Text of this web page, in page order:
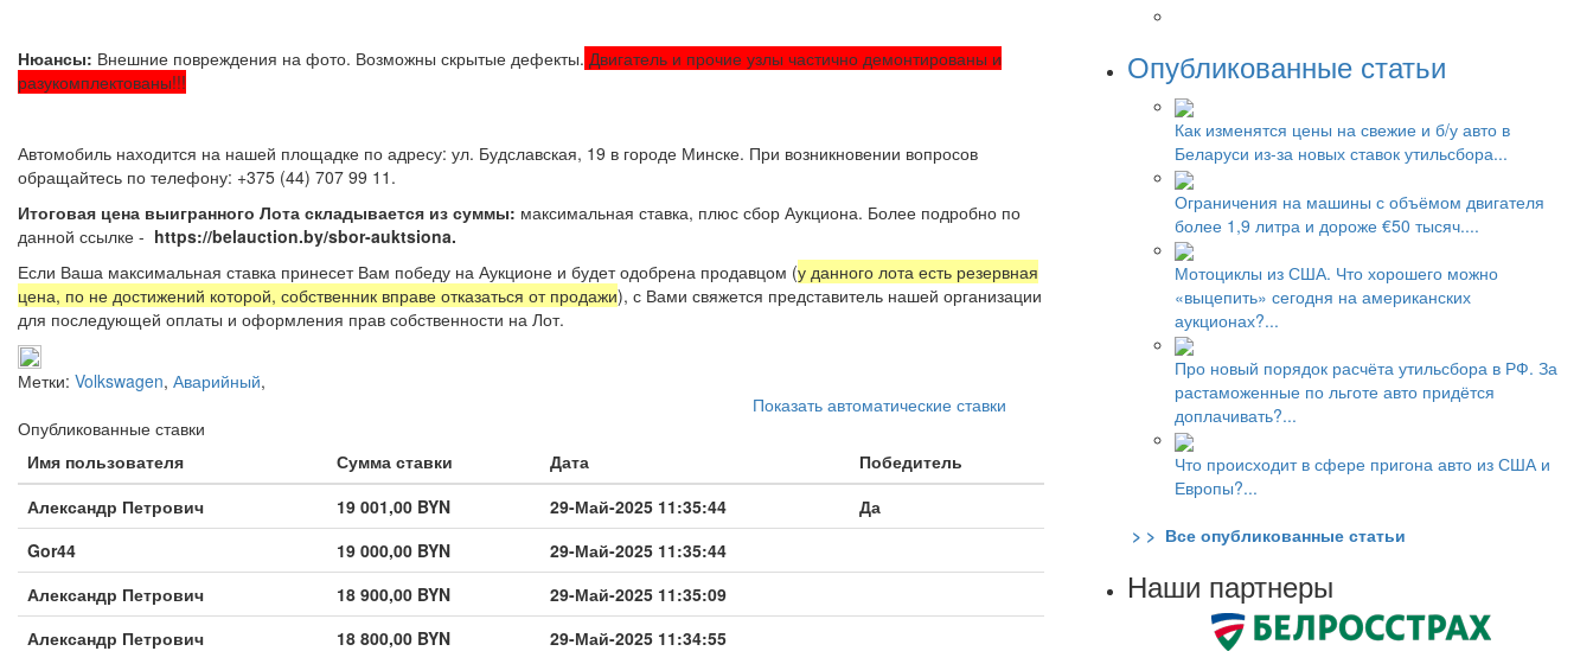
Нюансы: Внешние повреждения на фото. Возможны скрытые дефекты. Двигатель и прочие узлы частично демонтированы и
разукомплектованы!!!
Автомобиль находится на нашей площадке по адресу: ул. Будславская, 19 в городе Минске. При возникновении вопросов
обращайтесь по телефону: +375 (44) 707 99 11.
Итоговая цена выигранного Лота складывается из суммы: максимальная ставка, плюс сбор Аукциона. Более подробно по
данной ссылке - https://belauction.by/sbor-auktsiona.
Если Ваша максимальная ставка принесет Вам победу на Аукционе и будет одобрена продавцом (у данного лота есть резервная
цена, по не достижений которой, собственник вправе отказаться от продажи), с Вами свяжется представитель нашей организации
для последующей оплаты и оформления прав собственности на Лот.
Метки: Volkswagen, Аварийный,
Показать автоматические ставки
Опубликованные ставки
Имя пользователя
Сумма ставки Дата
Победитель
Александр Петрович
19 001,00 BYN 29-Май-2025 11:35:44
Да
Gor44
19 000,00 BYN
29-Май-2025 11:35:44
Александр Петрович
18 900,00 BYN
29-Май-2025 11:35:09
Александр Петрович
18 800,00 BYN
29-Май-2025 11:34:55
Опубликованные статьи
Как изменятся цены на свежие и б/у авто в
Беларуси из-за новых ставок утильсбора...
Ограничения на машины с объёмом двигателя
более 1,9 литра и дороже €50 тысяч....
Мотоциклы из США. Что хорошего можно
«выцепить» сегодня на американских
аукционах?...
Про новый порядок расчёта утильсбора в РФ. За
растаможенные по льготе авто придётся
доплачивать?...
Что происходит в сфере пригона авто из США и
Европы?...
> > Все опубликованные статьи
Наши партнеры